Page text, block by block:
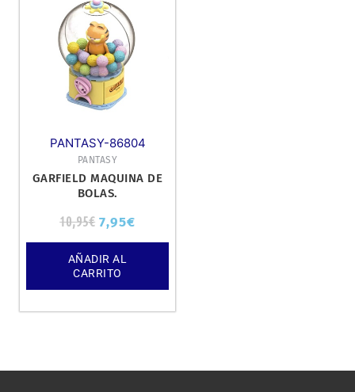
PANTASY-86804
PANTASY
GARFIELD MAQUINA DE
BOLAS.
10,95€
original
era:
10,95€.
7,95€
7,95€.
AÑADIR AL
CARRITO